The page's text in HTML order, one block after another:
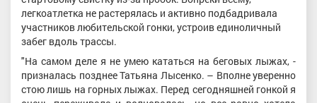
легкоатлетка не растерялась и активно подбадривала
участников любительской гонки, устроив единоличный
забег вдоль трассы.
"На самом деле я не умею кататься на беговых лыжах, -
призналась позднее Татьяна Лысенко. – Вполне уверенно
стою лишь на горных лыжах. Перед сегодняшней гонкой я